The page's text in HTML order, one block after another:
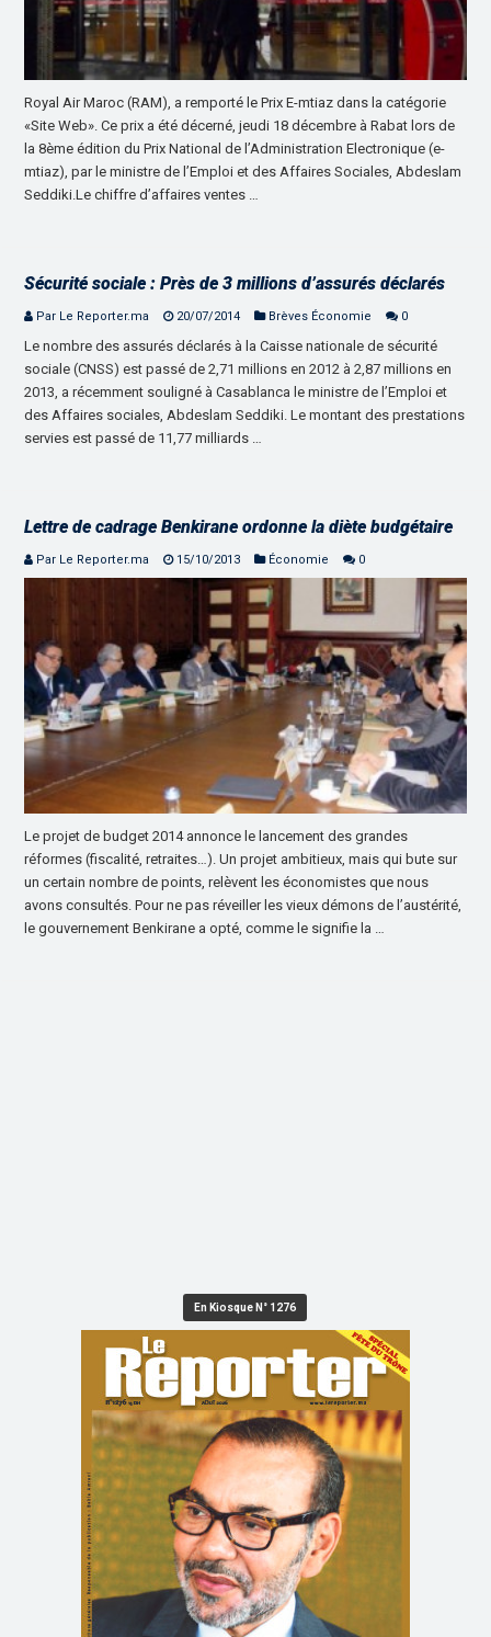
Royal Air Maroc (RAM), a remporté le Prix E-mtiaz dans la catégorie
«Site Web». Ce prix a été décerné, jeudi 18 décembre à Rabat lors de
la 8ème édition du Prix National de l’Administration Electronique (e-
mtiaz), par le ministre de l’Emploi et des Affaires Sociales, Abdeslam
Seddiki.Le chiffre d’affaires ventes …
Sécurité sociale : Près de 3 millions d’assurés déclarés
Par Le Reporter.ma 20/07/2014 Brèves Économie 0
Le nombre des assurés déclarés à la Caisse nationale de sécurité
sociale (CNSS) est passé de 2,71 millions en 2012 à 2,87 millions en
2013, a récemment souligné à Casablanca le ministre de l’Emploi et
des Affaires sociales, Abdeslam Seddiki. Le montant des prestations
servies est passé de 11,77 milliards …
Lettre de cadrage Benkirane ordonne la diète budgétaire
Par Le Reporter.ma 15/10/2013 Économie 0
Le projet de budget 2014 annonce le lancement des grandes
réformes (fiscalité, retraites…). Un projet ambitieux, mais qui bute sur
un certain nombre de points, relèvent les économistes que nous
avons consultés. Pour ne pas réveiller les vieux démons de l’austérité,
le gouvernement Benkirane a opté, comme le signifie la …
En Kiosque N° 1276